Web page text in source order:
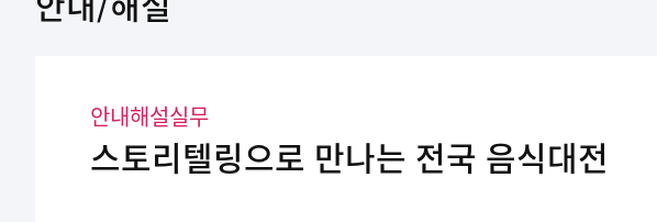
안내해설실무
스토리텔링으로 만나는 전국 음식대전